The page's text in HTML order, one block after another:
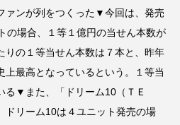
ァンが列をつくった▼今回は、発売
の場合、１等１億円の当せん本数が
りの１等当せん本数は７本と、昨年
上最高となっているという。１等当
る▼また、「ドリーム10（ＴＥ
ドリーム10は４ユニット発売の場